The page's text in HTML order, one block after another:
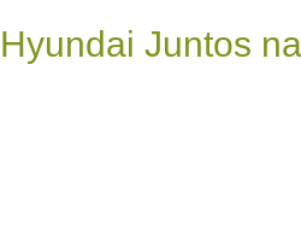
Juntos na